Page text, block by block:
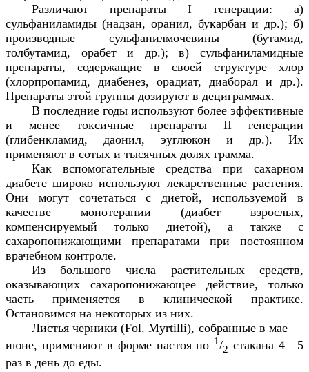
Различают препаратыI генерации: а)
сульфаниламиды (надзан, оранил, букарбан и др.); б)
производные сульфанилмочевины (бутамид,
толбутамид, орабет и др.); в) сульфаниламидные
препараты, содержащие в своей структуре хлор
(хлорпропамид, диабенез, орадиат, диаборал и др.).
Препараты этой группы дозируют в дециграммах.
В последние годы используют более эффективные
и менее токсичные препараты II генерации
(глибенкламид, даонил, эуглюкон и др.). Их
применяют в сотых и тысячных долях грамма.
Как вспомогательные средства при сахарном
диабете широко используют лекарственные растения.
Они могут сочетаться с диетой, используемой в
качестве монотерапии (диабет взрослых,
компенсируемый только диетой), а также с
сахаропонижающими препаратами при постоянном
врачебном контроле.
Из большого числа растительных средств,
оказывающих сахаропонижающее действие, только
часть применяется в клинической практике.
Остановимся на некоторых из них.
Листья черники (Fol.Myrtilli), собранные в мае —
июне, применяют в форме настоя по 1 /2 стакана 4—5
раз в день до еды.